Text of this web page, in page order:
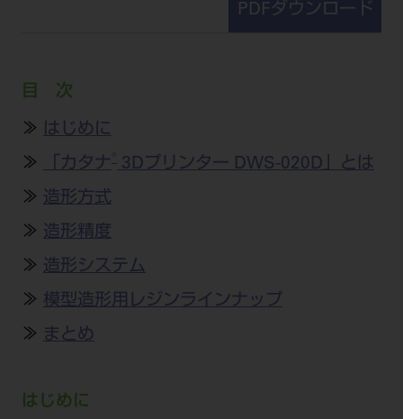
PDFダウンロード
目 次
≫
はじめに
≫
「カタナ 3Dプリンター DWS-020D」とは
≫ 造形方式
≫ 造形精度
≫ 造形システム
≫ 模型造形用レジンラインナップ
≫ まとめ
はじめに
CADデータ
中古医療機器
モリタ友の会無料会員登録
お客様の声への取り組み
商品感動体験
モリタ関連イベント
学会・研究会
物件エリア調査
DENTAL OFFICE セレクション
高齢者歯科・訪問診療 製品情報
pd style
はじめての方へ
pdとは
院内ツアー
デンタルマガジン
ビデオライブラリー
DMR（ディーエムアール）
ニュース
SNS
公式SNS一覧
ビバリーくんLINEスタンプ
ショールーム
全国のショールーム
北海道
宮城
東京
大阪
Dental Plaza Tokyo
MDSC
Digital Seminar